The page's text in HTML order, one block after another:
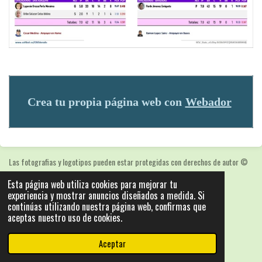
Esta página web utiliza cookies para mejorar tu
experiencia y mostrar anuncios diseñados a medida. Si
continúas utilizando nuestra página web, confirmas que
aceptas nuestro uso de cookies.
Aceptar
Crea tu propia página web con Webador
Las fotografias y logotipos pueden estar protegidas con derechos de autor©
2025: Statics - by ISCRLopez APP_Stats_v5.103
Con la tecnología deWebador